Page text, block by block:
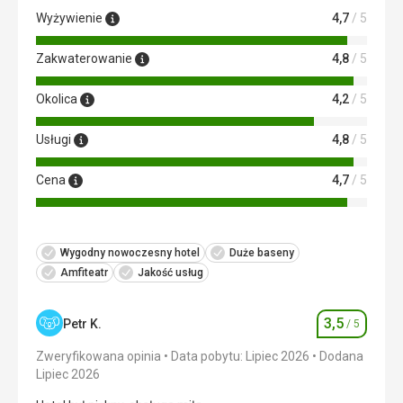
Wyżywienie 4,7 / 5
Zakwaterowanie 4,8 / 5
Okolica 4,2 / 5
Usługi 4,8 / 5
Cena 4,7 / 5
Wygodny nowoczesny hotel
Duże baseny
Amfiteatr
Jakość usług
Petr K. Ocena
3,5 / 5
Zweryfikowana opinia Data pobytu: Lipiec 2026
Dodana
Lipiec 2026